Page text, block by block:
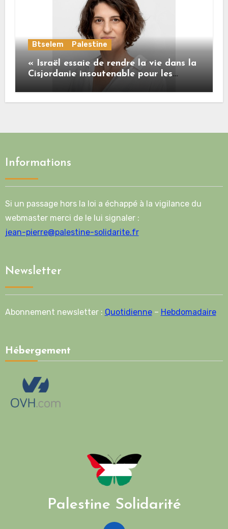
Btselem Palestine
« Israël essaie de rendre la vie dans la
Cisjordanie insoutenable pour les
Informations
Si un passage hors la loi a échappé à la vigilance du
webmaster merci de le lui signaler :
jean-pierre@palestine-solidarite.fr
Newsletter
Abonnement newsletter : Quotidienne– Hebdomadaire
Hébergement
Palestine Solidarité